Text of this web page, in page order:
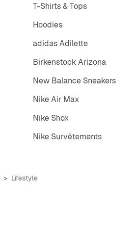
T-Shirts & Tops
Hoodies
adidas Adilette
Birkenstock Arizona
New Balance Sneakers
Nike Air Max
Nike Shox
Nike Survêtements
Lifestyle